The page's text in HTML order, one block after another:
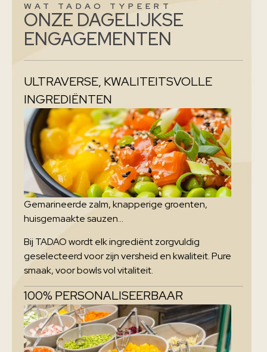
WAT TADAO TYPEERT
ONZE DAGELIJKSE
ENGAGEMENTEN
ULTRAVERSE, KWALITEITSVOLLE
INGREDIËNTEN
Gemarineerde zalm, knapperige groenten,
huisgemaakte sauzen…
Bij TADAO wordt elk ingrediënt zorgvuldig
geselecteerd voor zijn versheid en kwaliteit. Pure
smaak, voor bowls vol vitaliteit.
100% PERSONALISEERBAAR